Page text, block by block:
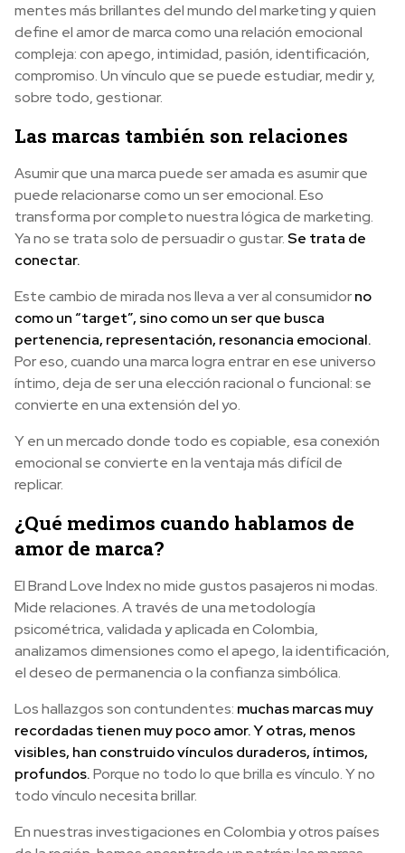
mentes más brillantes del mundo del marketing y quien
define el amor de marca como una relación emocional
compleja: con apego, intimidad, pasión, identificación,
compromiso. Un vínculo que se puede estudiar, medir y,
sobre todo, gestionar.
Las marcas también son relaciones
Asumir que una marca puede ser amada es asumir que
puede relacionarse como un ser emocional. Eso
transforma por completo nuestra lógica de marketing.
Ya no se trata solo de persuadir o gustar.Se trata de
conectar.
Este cambio de mirada nos lleva a ver al consumidorno
como un “target”, sino como un ser que busca
pertenencia, representación, resonancia emocional.
Por eso, cuando una marca logra entrar en ese universo
íntimo, deja de ser una elección racional o funcional: se
convierte en una extensión del yo.
Y en un mercado donde todo es copiable, esa conexión
emocional se convierte en la ventaja más difícil de
replicar.
¿Qué medimos cuando hablamos de
amor de marca?
El Brand Love Index no mide gustos pasajeros ni modas.
Mide relaciones. A través de una metodología
psicométrica, validada y aplicada en Colombia,
analizamos dimensiones como el apego, la identificación,
el deseo de permanencia o la confianza simbólica.
Los hallazgos son contundentes: muchas marcas muy
recordadas tienen muy poco amor. Y otras, menos
visibles, han construido vínculos duraderos, íntimos,
profundos.Porque no todo lo que brilla es vínculo. Y no
todo vínculo necesita brillar.
En nuestras investigaciones en Colombia y otros países